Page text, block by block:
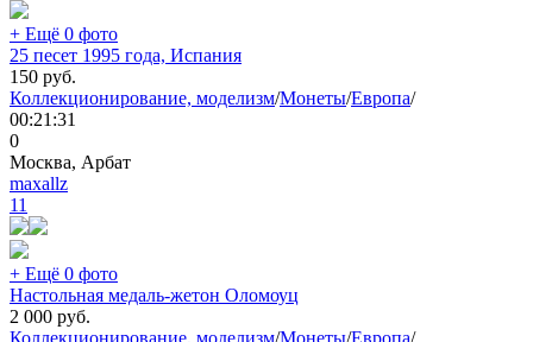
+ Ещё 0 фото
25 песет 1995 года, Испания
150 руб.
Коллекционирование, моделизм/Монеты/Европа/
00:21:31
0
Москва, Арбат
maxallz
11
+ Ещё 0 фото
Настольная медаль-жетон Оломоуц
2 000 руб.
Коллекционирование, моделизм/Монеты/Европа/